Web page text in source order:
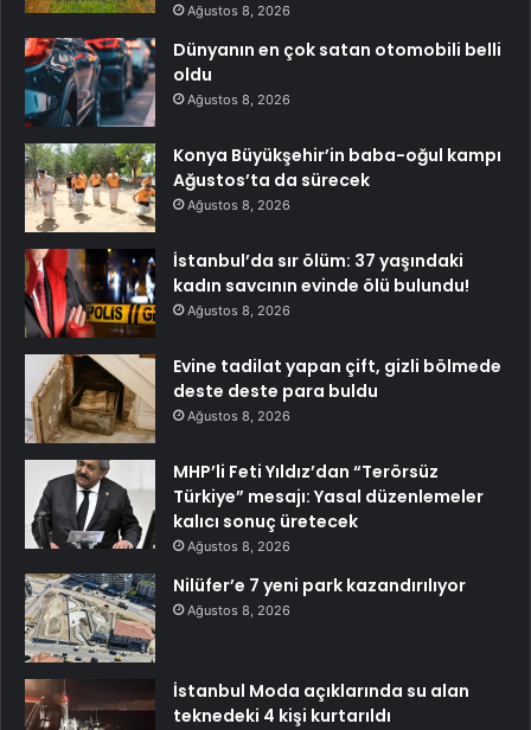
Ağustos 8, 2026
Dünyanın en çok satan otomobili belli
oldu
Ağustos 8, 2026
Konya Büyükşehir’in baba-oğul kampı
Ağustos’ta da sürecek
Ağustos 8, 2026
İstanbul’da sır ölüm: 37 yaşındaki
kadın savcının evinde ölü bulundu!
Ağustos 8, 2026
Evine tadilat yapan çift, gizli bölmede
deste deste para buldu
Ağustos 8, 2026
MHP’li Feti Yıldız’dan “Terörsüz
Türkiye” mesajı: Yasal düzenlemeler
kalıcı sonuç üretecek
Ağustos 8, 2026
Nilüfer’e 7 yeni park kazandırılıyor
Ağustos 8, 2026
İstanbul Moda açıklarında su alan
teknedeki 4 kişi kurtarıldı